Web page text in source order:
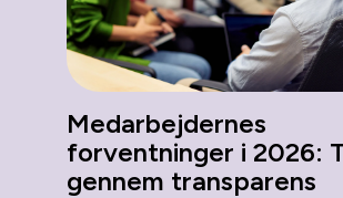
Medarbejdernes
forventninger i 2026:
gennem transparens